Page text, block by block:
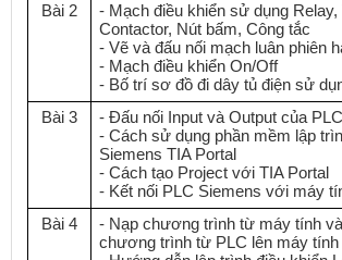
Bài 2
- Mạch điều khiển sử dụng Relay,
Contactor, Nút bấm, Công tắc
- Vẽ và đấu nối mạch luân phiên
- Mạch điều khiển On/Off
- Bố trí sơ đồ đi dây tủ điện sử
Bài 3
- Đấu nối Input và Output của PLC
- Cách sử dụng phần mềm lập
Siemens TIA Portal
- Cách tạo Project với TIA Portal
- Kết nối PLC Siemens với máy
Bài 4
- Nạp chương trình từ máy tính
chương trình từ PLC lên máy tính